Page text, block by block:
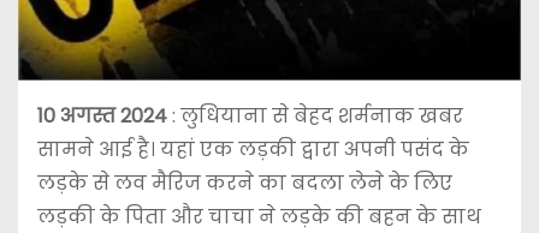
10 अगस्त 2024: लुधियाना से बेहद शर्मनाक खबर
सामने आई है। यहां एक लड़की द्वारा अपनी पसंद के
लड़के से लव मैरिज करने का बदला लेने के लिए
लड़की के पिता और चाचा ने लड़के की बहन के साथ